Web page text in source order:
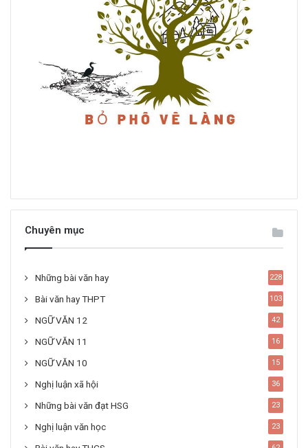
Chuyên mục
Những bài văn hay 228
Bài văn hay THPT 103
NGỮ VĂN 12 42
NGỮ VĂN 11 16
NGỮ VĂN 10 15
Nghị luận xã hội 36
Những bài văn đạt HSG 23
Nghị luận văn học 23